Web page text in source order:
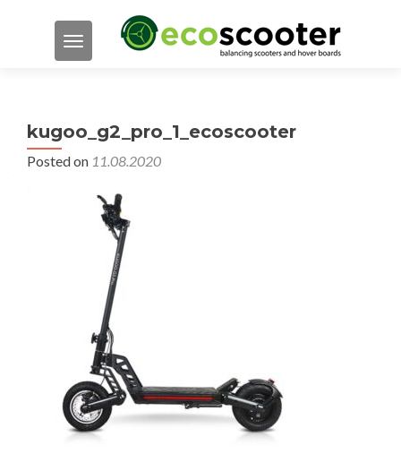
TOGGLE NAVIGATION
kugoo_g2_pro_1_ecoscooter
Posted on 11.08.2020